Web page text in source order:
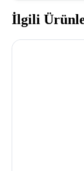
İlgili